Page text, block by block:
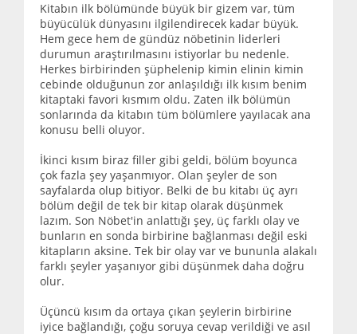
Kitabın ilk bölümünde büyük bir gizem var, tüm
büyücülük dünyasını ilgilendirecek kadar büyük.
Hem gece hem de gündüz nöbetinin liderleri
durumun araştırılmasını istiyorlar bu nedenle.
Herkes birbirinden şüphelenip kimin elinin kimin
cebinde olduğunun zor anlaşıldığı ilk kısım benim
kitaptaki favori kısmım oldu. Zaten ilk bölümün
sonlarında da kitabın tüm bölümlere yayılacak ana
konusu belli oluyor.
İkinci kısım biraz filler gibi geldi, bölüm boyunca
çok fazla şey yaşanmıyor. Olan şeyler de son
sayfalarda olup bitiyor. Belki de bu kitabı üç ayrı
bölüm değil de tek bir kitap olarak düşünmek
lazım. Son Nöbet'in anlattığı şey, üç farklı olay ve
bunların en sonda birbirine bağlanması değil eski
kitapların aksine. Tek bir olay var ve bununla alakalı
farklı şeyler yaşanıyor gibi düşünmek daha doğru
olur.
Üçüncü kısım da ortaya çıkan şeylerin birbirine
iyice bağlandığı, çoğu soruya cevap verildiği ve asıl